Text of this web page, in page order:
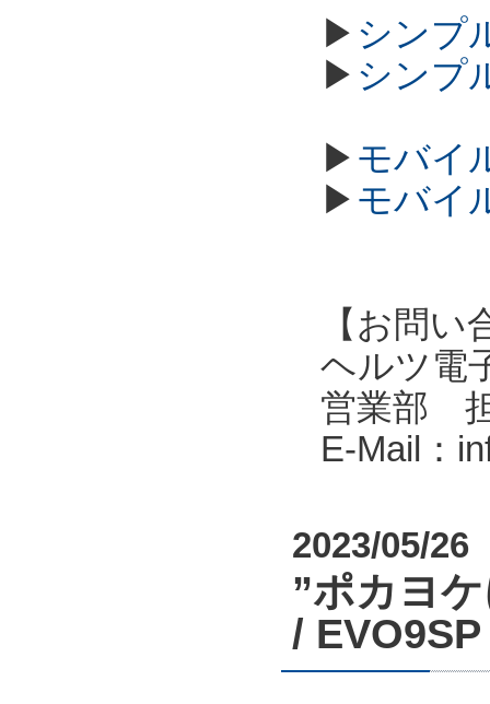
▶ シンプ
▶ シンプ
▶ モバイ
▶ モバイ
【お問い
ヘルツ電
営業部
E-Mail：
2023/05/26
”ポカヨ
/